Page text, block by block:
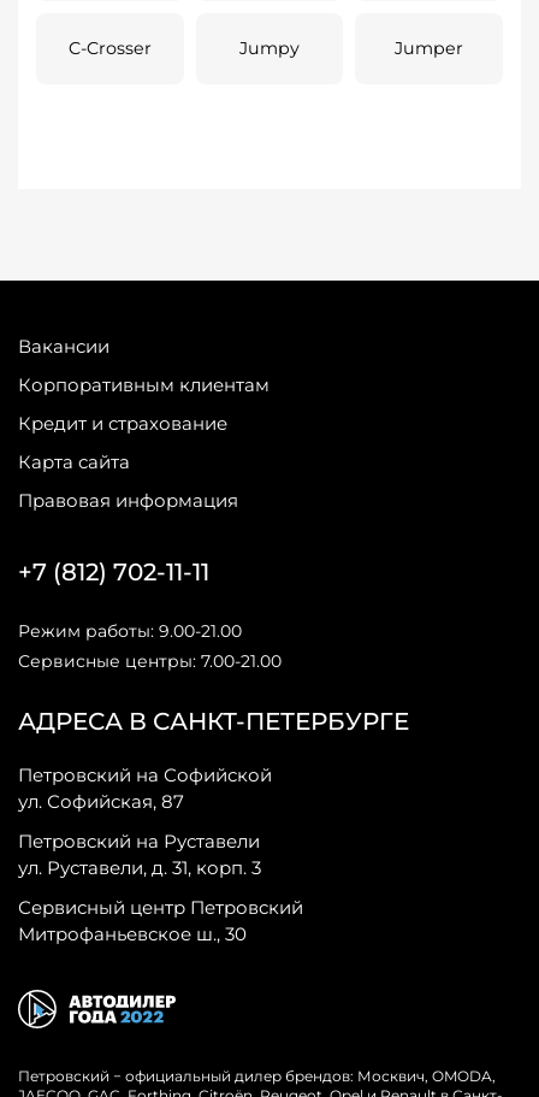
C-Crosser Jumpy Jumper
Вакансии
Корпоративным клиентам
Кредит и страхование
Карта сайта
Правовая информация
АДРЕСА В САНКТ-ПЕТЕРБУРГЕ
Петровский на Софийской
ул. Софийская, 87
Петровский на Руставели
ул. Руставели, д. 31, корп. 3
Сервисный центр Петровский
Митрофаньевское ш., 30
+7 (812) 702-11-11
Режим работы: 9.00-21.00
Сервисные центры: 7.00-21.00
Петровский − официальный дилер брендов: Москвич, OMODA,